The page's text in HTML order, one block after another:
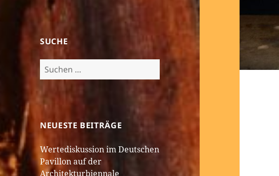
SUCHE
Suchen
nach:
NEUESTE BEITRÄGE
Wertediskussion im Deutschen
Pavillon auf der
Architekturbiennale